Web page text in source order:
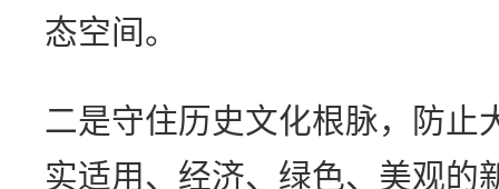
态空间。
二是守住历史文化根脉，防止
实适用、经济、绿色、美观的